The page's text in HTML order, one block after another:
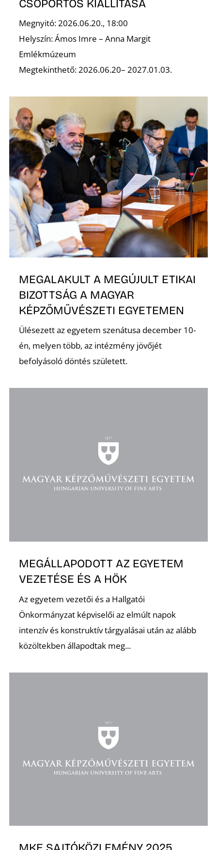
CSOPORTOS KIÁLLÍTÁSA
Megnyitó: 2026.06.20., 18:00
Helyszín: Ámos Imre – Anna Margit
Emlékmúzeum
Megtekinthető: 2026.06.20– 2027.01.03.
MEGALAKULT A MEGÚJULT ETIKAI
BIZOTTSÁG A MAGYAR
KÉPZŐMŰVÉSZETI EGYETEMEN
Ülésezett az egyetem szenátusa december 10-
én, melyen több, az intézmény jövőjét
befolyásoló döntés született.
MEGÁLLAPODOTT AZ EGYETEM
VEZETÉSE ÉS A HÖK
Az egyetem vezetői és a Hallgatói
Önkormányzat képviselői az elmúlt napok
intenzív és konstruktív tárgyalásai után az alább
közöltekben állapodtak meg...